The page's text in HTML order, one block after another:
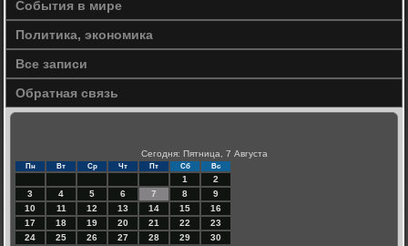
События в мире
Политика, экономика
Все записи
Обратная связь
Сегодня: Пятница, 7 Августа
Пн Вт Ср Чт Пт Сб Вс
1
2
3
4 5 6 7 8
9
10
11 12 13 14 15
16
17
18 19 20 21 22
23
24
25 26 27 28 29
30